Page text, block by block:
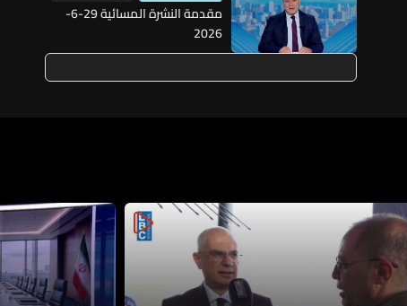
مقدمة النشرة المسائية 29-6-
2026